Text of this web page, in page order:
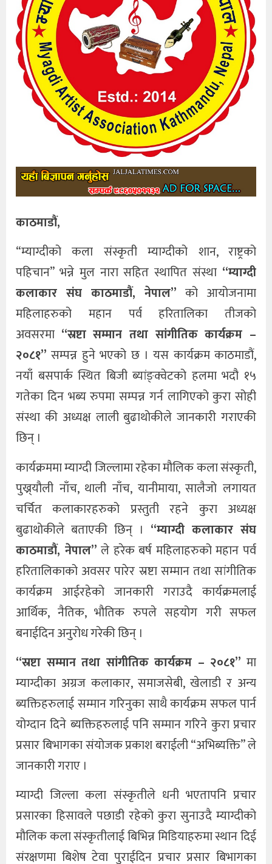
काठमाडौं,
“म्याग्दीको कला संस्कृती म्याग्दीको शान, राष्ट्रको
पहिचान” भन्ने मुल नारा सहित स्थापित संस्था “म्याग्दी
कलाकार संघ काठमाडौं, नेपाल” को आयोजनामा
महिलाहरुको महान पर्व हरितालिका तीजको
अवसरमा “स्रष्टा सम्मान तथा सांगीतिक कार्यक्रम –
२०८१” सम्पन्न हुने भएको छ । यस कार्यक्रम काठमाडौं,
नयाँ बसपार्क स्थित बिजी ब्यांङ्क्वेटको हलमा भदौ १५
गतेका दिन भब्य रुपमा सम्पन्न गर्न लागिएको कुरा सोही
संस्था की अध्यक्ष लाली बुढाथोकीले जानकारी गराएकी
छिन् ।
कार्यक्रममा म्याग्दी जिल्लामा रहेका मौलिक कला संस्कृती,
पुख्र्यौली नाँच, थाली नाँच, यानीमाया, सालैजो लगायत
चर्चित कलाकारहरुको प्रस्तुती रहने कुरा अध्यक्ष
बुढाथोकीले बताएकी छिन् । “म्याग्दी कलाकार संघ
काठमाडौं, नेपाल” ले हरेक बर्ष महिलाहरुको महान पर्व
हरितालिकाको अवसर पारेर स्रष्टा सम्मान तथा सांगीतिक
कार्यक्रम आईरहेको जानकारी गराउदै कार्यक्रमलाई
आर्थिक, नैतिक, भौतिक रुपले सहयोग गरी सफल
बनाईदिन अनुरोध गरेकी छिन् ।
“स्रष्टा सम्मान तथा सांगीतिक कार्यक्रम – २०८१” मा
म्याग्दीका अग्रज कलाकार, समाजसेबी, खेलाडी र अन्य
ब्यक्तिहरुलाई सम्मान गरिनुका साथै कार्यक्रम सफल पार्न
योग्दान दिने ब्यक्तिहरुलाई पनि सम्मान गरिने कुरा प्रचार
प्रसार बिभागका संयोजक प्रकाश बराईली “अभिब्यक्ति” ले
जानकारी गराए ।
म्याग्दी जिल्ला कला संस्कृतीले धनी भएतापनि प्रचार
प्रसारका हिसावले पछाडी रहेको कुरा सुनाउदै म्याग्दीको
मौलिक कला संस्कृतीलाई बिभिन्न मिडियाहरुमा स्थान दिई
संरक्षणमा बिशेष टेवा पुराईदिन प्रचार प्रसार बिभागका